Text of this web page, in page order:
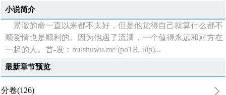
小说简介
景澈的命一直以来都不太好，但是他觉得自己就算什么都不
顺爱情也是顺利的。因为他遇了流清，一个值得永远和对方在
一起的人。首-发：roushuwu.me (po1⒏ υip)...
最新章节预览
分卷(126)